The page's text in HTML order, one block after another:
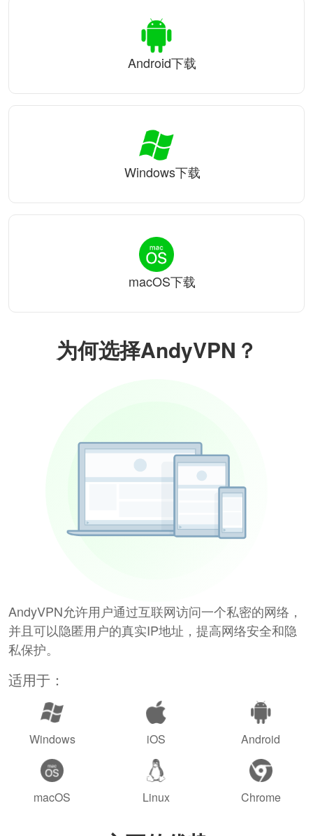
为何选择AndyVPN？
AndyVPN允许用户通过互联网访问一个私密的网络，
并且可以隐匿用户的真实IP地址，提高网络安全和隐
私保护。
适用于：
Windows iOS Android
macOS Linux Chrome
Android下载
Windows下载
macOS下载